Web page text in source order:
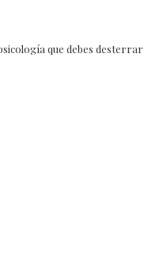
que debes desterrar